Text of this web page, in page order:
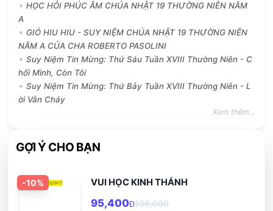
HỌC HỎI PHÚC ÂM CHÚA NHẬT 19 THƯỜNG NIÊN NĂM
A
GIÓ HIU HIU - SUY NIỆM CHÚA NHẬT 19 THƯỜNG NIÊN
NĂM A CỦA CHA ROBERTO PASOLINI
Suy Niệm Tin Mừng: Thứ Sáu Tuần XVIII Thường Niên - C
hối Mình, Còn Tôi
Suy Niệm Tin Mừng: Thứ Bảy Tuần XVIII Thường Niên - L
ời Vẫn Cháy
Xem thêm...
GỢI Ý CHO BẠN
-10% VUI HỌC KINH THÁNH
95,400Đ106,000